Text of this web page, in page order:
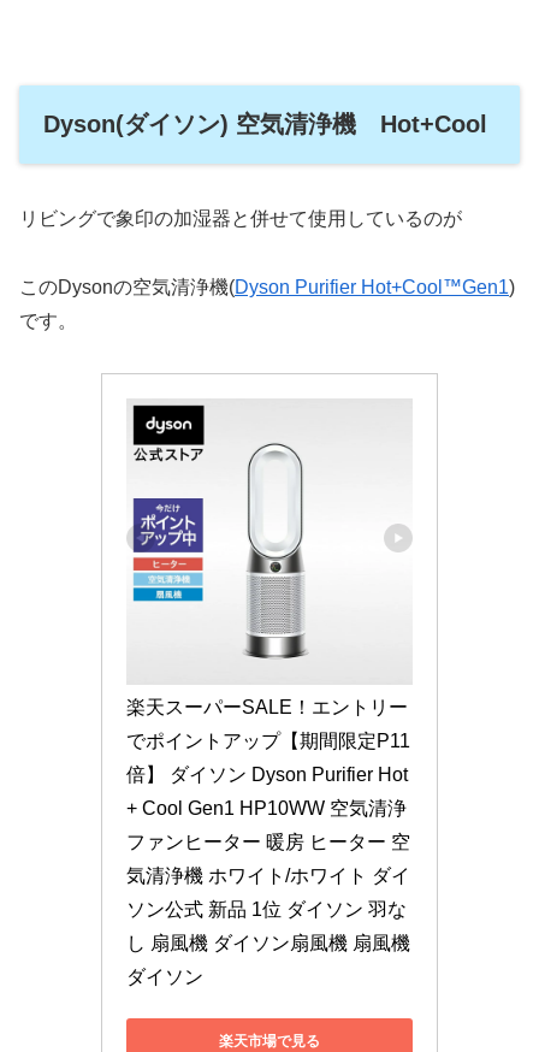
Dyson(ダイソン) 空気清浄機 Hot+Cool
リビングで象印の加湿器と併せて使用しているのが
このDysonの空気清浄機(Dyson Purifier Hot+Cool™Gen1)
です。
楽天スーパーSALE！エントリー
でポイントアップ【期間限定P11
倍】 ダイソン Dyson Purifier Hot
+ Cool Gen1 HP10WW 空気清浄
ファンヒーター 暖房 ヒーター 空
気清浄機 ホワイト/ホワイト ダイ
ソン公式 新品 1位 ダイソン 羽な
し 扇風機 ダイソン扇風機 扇風機
ダイソン
楽天市場で見る